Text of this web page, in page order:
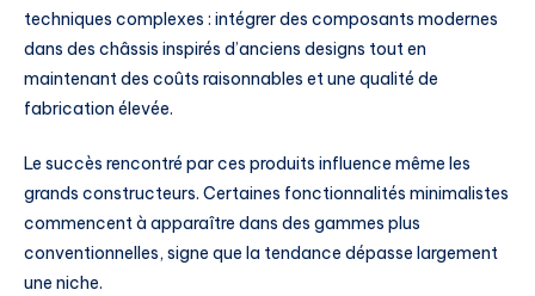
techniques complexes : intégrer des composants modernes
dans des châssis inspirés d’anciens designs tout en
maintenant des coûts raisonnables et une qualité de
fabrication élevée.
Le succès rencontré par ces produits influence même les
grands constructeurs. Certaines fonctionnalités minimalistes
commencent à apparaître dans des gammes plus
conventionnelles, signe que la tendance dépasse largement
une niche.